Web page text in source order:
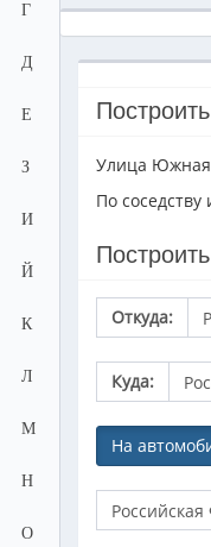
Г
Д
Е
З
И
Й
К
Л
М
Н
О
Улица Южная
По
Откуда:
Куда:
На